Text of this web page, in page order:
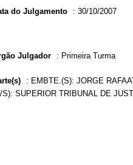
do Julgamento : 30/10/2007
Julgador : Primeira Turma
: EMBTE.(S): JORGE
S): SUPERIOR TRIBUNAL DE